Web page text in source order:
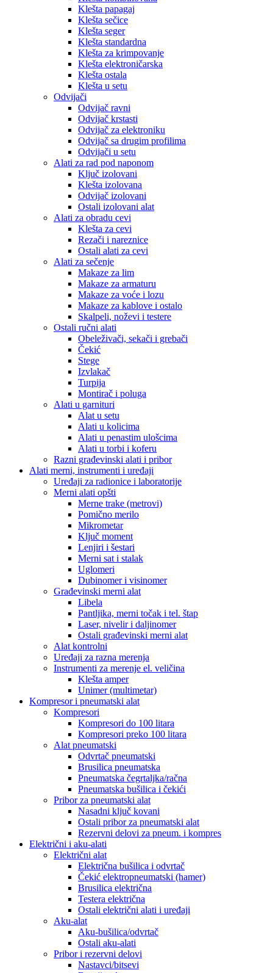
Klešta papagaj
Klešta sečice
Klešta seger
Klešta standardna
Klešta za krimpovanje
Klešta elektroničarska
Klešta ostala
Klešta u setu
Odvijači
Odvijač ravni
Odvijač krstasti
Odvijač za elektroniku
Odvijač sa drugim profilima
Odvijači u setu
Alati za rad pod naponom
Ključ izolovani
Klešta izolovana
Odvijač izolovani
Ostali izolovani alat
Alati za obradu cevi
Klešta za cevi
Rezači i nareznice
Ostali alati za cevi
Alati za sečenje
Makaze za lim
Makaze za armaturu
Makaze za voće i lozu
Makaze za kablove i ostalo
Skalpeli, noževi i testere
Ostali ručni alati
Obeleživači, sekači i grebači
Čekić
Stege
Izvlakač
Turpija
Montirač i poluga
Alati u garnituri
Alat u setu
Alati u kolicima
Alati u penastim ulošcima
Alati u torbi i koferu
Razni građevinski alati i pribor
Alati merni, instrumenti i uređaji
Uređaji za radionice i laboratorije
Merni alati opšti
Merne trake (metrovi)
Pomično merilo
Mikrometar
Ključ moment
Lenjiri i šestari
Merni sat i stalak
Uglomeri
Dubinomer i visinomer
Građevinski merni alat
Libela
Pantljika, merni točak i tel. štap
Laser, nivelir i daljinomer
Ostali građevinski merni alat
Alat kontrolni
Uređaji za razna merenja
Instrumenti za merenje el. veličina
Klešta amper
Unimer (multimetar)
Kompresor i pneumatski alat
Kompresori
Kompresori do 100 litara
Kompresori preko 100 litara
Alat pneumatski
Odvrtač pneumatski
Brusilica pneumatska
Pneumatska čegrtaljka/račna
Pneumatska bušilica i čekići
Pribor za pneumatski alat
Nasadni ključ kovani
Ostali pribor za pneumatski alat
Rezervni delovi za pneum. i kompres
Električni i aku-alati
Električni alat
Električna bušilica i odvrtač
Čekić elektropneumatski (hamer)
Brusilica električna
Testera električna
Ostali električni alati i uređaji
Aku-alat
Aku-bušilica/odvrtač
Ostali aku-alati
Pribor i rezervni delovi
Nastavci/bitsevi